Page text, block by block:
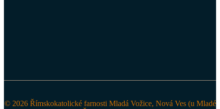
© 2026 Římskokatolické farnosti Mladá Vožice, Nová Ves (u Mladé